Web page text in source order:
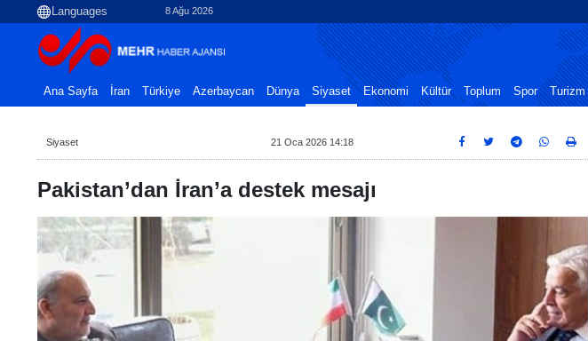
8 Ağu 2026
Ana Sayfa İran Türkiye Azerbaycan Dünya Siyaset Ekonomi Kültür Toplum Spor Turizm
Siyaset 21 Oca 2026 14:18
Pakistan’dan İran’a destek mesajı